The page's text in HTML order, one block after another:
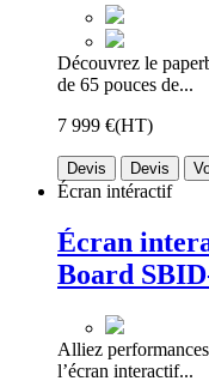
Découvrez le
de 65 pouces de...
7 999 €(HT)
Devis Devis
Écran intéractif
Écran
Board
Alliez
l’écran interactif...